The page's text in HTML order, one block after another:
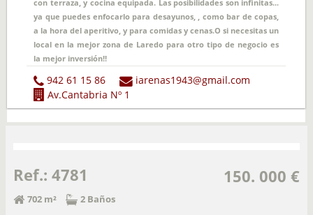
con terraza, y cocina equipada. Las posibilidades son infinitas...
ya que puedes enfocarlo para desayunos, , como bar de copas,
a la hora del aperitivo, y para comidas y cenas.O si necesitas un
local en la mejor zona de Laredo para otro tipo de negocio es
la mejor inversión!!
942 61 15 86
iarenas1943@gmail.com
Av.Cantabria Nº 1
Ref.: 4781 150. 000 €
702 m² 2 Baños